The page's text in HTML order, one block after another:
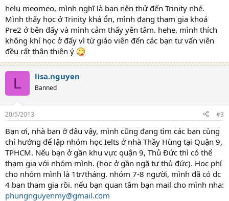
helu meomeo, mình nghĩ là bạn nên thử đến Trinity nhé.
Mình thấy học ở Trinity khá ổn, mình đang tham gia khoá
Pre2 ở bên đấy và mình cảm thấy yên tâm. hehe, mình thích
không khí học ở đấy vì từ giáo viên đến các bạn tư vấn viên
đều rất thân thiện ý
L lisa.nguyen
Banned
20/5/2013 #3
Bạn ơi, nhà bạn ở đâu vậy, mình cũng đang tìm các bạn cùng
chí hướng để lập nhóm học Ielts ở nhà Thầy Hùng tại Quận 9,
TPHCM. Nếu bạn ở gần khu vực quận 9, Thủ Đức thì có thể
tham gia với nhóm mình. (học ở gần ngã tư thủ đức). Học phí
cho nhóm mình là 1tr/tháng. nhóm 7-8 người, mình đã có dc
4 ban tham gia rồi. nếu bạn quan tâm bạn mail cho mình nha:
phungnguyenmy@gmail.com